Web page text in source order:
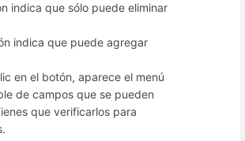
indica que sólo puede eliminar
indica que puede agregar
en el botón, aparece el menú
de campos que se pueden
que verificarlos para